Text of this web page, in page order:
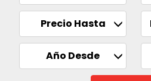
Precio Hasta
Año Desde